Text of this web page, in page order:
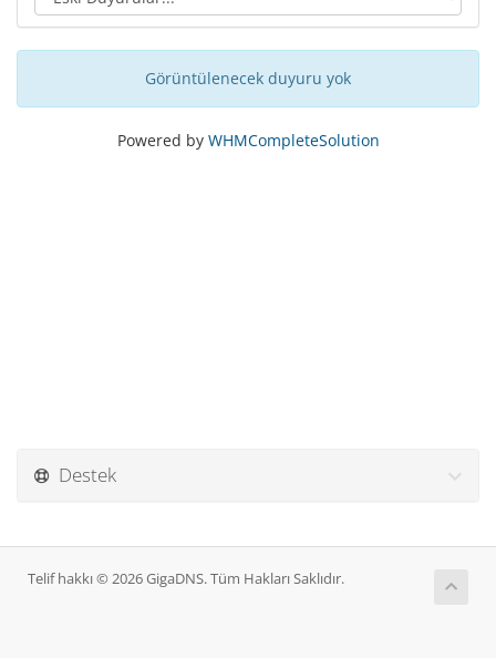
Görüntülenecek duyuru yok
Powered by WHMCompleteSolution
Destek
Telif hakkı © 2026 GigaDNS. Tüm Hakları Saklıdır.